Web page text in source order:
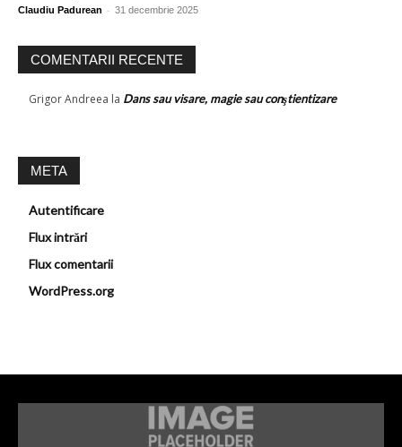
Claudiu Padurean - 31 decembrie 2025
COMENTARII RECENTE
Grigor Andreea la Dans sau visare, magie sau conştientizare
META
Autentificare
Flux intrări
Flux comentarii
WordPress.org